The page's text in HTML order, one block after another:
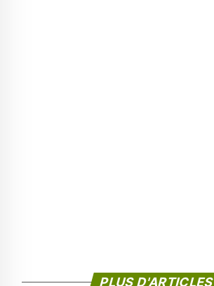
PLUS D'ARTICLES